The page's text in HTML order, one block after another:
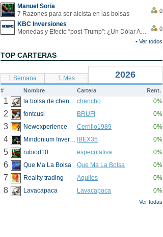
Manuel Soria
7 Razones para ser alcista en las bolsas
0
KBC Inversiones
Monedas y Efecto “post-Trump”: ¿Un Dólar Americano operando en rangos?
0
• Ver todos
TOP CARTERAS
1 Semana 1 Mes 2026
# Nombre Cartera Rent.
1 la bolsa de chencho chencho 0%
2 fontcusi BRUFI 0%
3 Newexperience Cerrillo1989 0%
4 Mindonium Inversions IBEX35 0%
5 rubiod10 especulativa 0%
6 Que Ma La Bolsa Que Ma La Bolsa 0%
7 Reality trading Aquiles 0%
8 Lavacapaca Lavacapaca 0%
Ver todas